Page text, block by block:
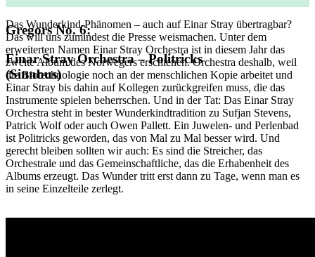
Gregors No. 6:
Einar Stray Orchestra – Politricks
(Sinnbus)
Das Wunderkind-Phänomen – auch auf Einar Stray übertragbar?
Das will uns zumindest die Presse weismachen. Unter dem
erweiterten Namen Einar Stray Orchestra ist in diesem Jahr das
zweite Album des Norwegers erschienen. Orchestra deshalb, weil
die Biotechnologie noch an der menschlichen Kopie arbeitet und
Einar Stray bis dahin auf Kollegen zurückgreifen muss, die das
Instrumente spielen beherrschen. Und in der Tat: Das Einar Stray
Orchestra steht in bester Wunderkindtradition zu Sufjan Stevens,
Patrick Wolf oder auch Owen Pallett. Ein Juwelen- und Perlenbad
ist Politricks geworden, das von Mal zu Mal besser wird. Und
gerecht bleiben sollten wir auch: Es sind die Streicher, das
Orchestrale und das Gemeinschaftliche, das die Erhabenheit des
Albums erzeugt. Das Wunder tritt erst dann zu Tage, wenn man es
in seine Einzelteile zerlegt.